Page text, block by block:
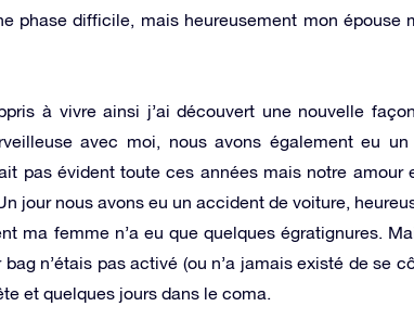
phase difficile, mais heureusement mon épouse
à vivre ainsi j’ai découvert une nouvelle
avec moi, nous avons également eu
pas évident toute ces années mais notre amour
jour nous avons eu un accident de voiture,
ma femme n’a eu que quelques égratignures.
n’étais pas activé (ou n’a jamais existé de se
et quelques jours dans le coma.